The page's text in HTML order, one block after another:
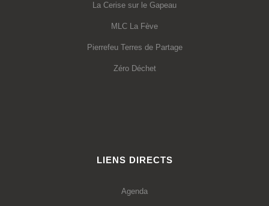
La Cerise sur le Gapeau
MLC La Fève
Pierrefeu Terres de Partage
Zéro Déchet
LIENS DIRECTS
Agenda